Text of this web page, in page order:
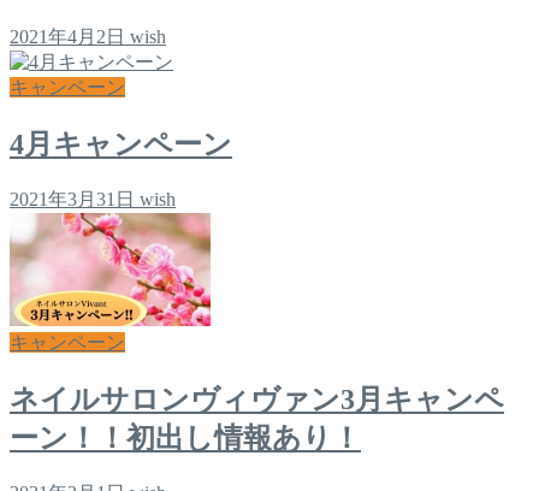
2021年4月2日 wish
キャンペーン
4月キャンペーン
2021年3月31日 wish
キャンペーン
ネイルサロンヴィヴァン3月キャンペ
ーン！！初出し情報あり！